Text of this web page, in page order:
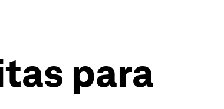
para